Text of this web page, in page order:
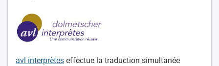
avl interprètes effectue la traduction simultanée